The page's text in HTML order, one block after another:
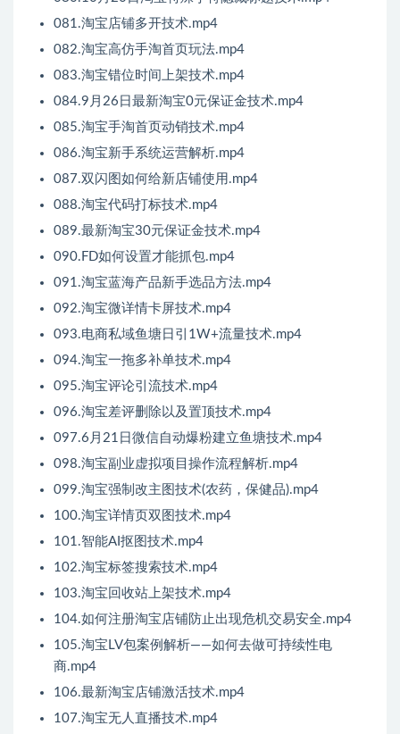
081.淘宝店铺多开技术.mp4
082.淘宝高仿手淘首页玩法.mp4
083.淘宝错位时间上架技术.mp4
084.9月26日最新淘宝0元保证金技术.mp4
085.淘宝手淘首页动销技术.mp4
086.淘宝新手系统运营解析.mp4
087.双闪图如何给新店铺使用.mp4
088.淘宝代码打标技术.mp4
089.最新淘宝30元保证金技术.mp4
090.FD如何设置才能抓包.mp4
091.淘宝蓝海产品新手选品方法.mp4
092.淘宝微详情卡屏技术.mp4
093.电商私域鱼塘日引1W+流量技术.mp4
094.淘宝一拖多补单技术.mp4
095.淘宝评论引流技术.mp4
096.淘宝差评删除以及置顶技术.mp4
097.6月21日微信自动爆粉建立鱼塘技术.mp4
098.淘宝副业虚拟项目操作流程解析.mp4
099.淘宝强制改主图技术(农药，保健品).mp4
100.淘宝详情页双图技术.mp4
101.智能AI抠图技术.mp4
102.淘宝标签搜索技术.mp4
103.淘宝回收站上架技术.mp4
104.如何注册淘宝店铺防止出现危机交易安全.mp4
105.淘宝LV包案例解析——如何去做可持续性电
商.mp4
106.最新淘宝店铺激活技术.mp4
107.淘宝无人直播技术.mp4